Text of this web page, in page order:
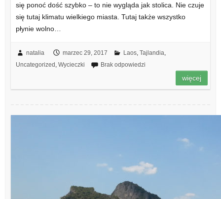
się ponoć dość szybko – to nie wygląda jak stolica. Nie czuje
się tutaj klimatu wielkiego miasta. Tutaj także wszystko
płynie wolno…
natalia marzec 29, 2017 Laos, Tajlandia
Uncategorized Wycieczki Brak odpowiedzi
więcej